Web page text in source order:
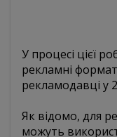
У процесі цієї
рекламні
рекламодавці у
Як відомо, для
можуть